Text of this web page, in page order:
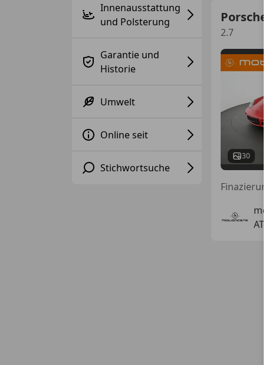
Innenausstattung
und Polsterung
Garantie und
Historie
Umwelt
Online seit
Stichwortsuche
Porsche
2.7
30